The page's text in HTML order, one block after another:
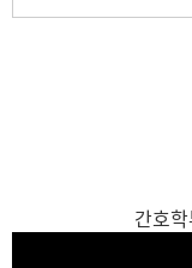
간호